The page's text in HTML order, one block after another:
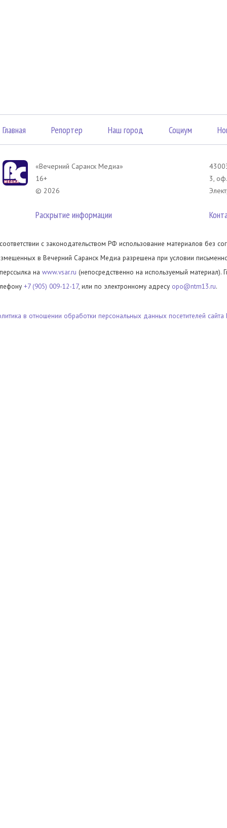
Главная Репортер Наш город Социум
«Вечерний Саранск Mедиа»
16+
© 2026
Раскрытие информации
3,
с законодательством РФ использование материалов без
в Вечерний Саранск Медиа разрешена при условии
на www.vsar.ru (непосредственно на используемый материал).
+7 (905) 009-12-17, или по электронному адресу opo@ntm13.ru.
в отношении обработки персональных данных посетителей